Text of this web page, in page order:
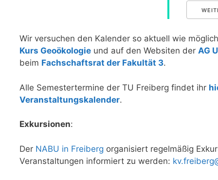
Wir versuchen den Kalender so aktuell wie
Kurs Geoökologie und auf den Websiten der AG
beim Fachschaftsrat der Fakultät 3.
Alle Semestertermine der TU Freiberg findet ihr
Veranstaltungskalender.
Exkursionen:
Der NABU in Freiberg organisiert regelmäßig
Veranstaltungen informiert zu werden: